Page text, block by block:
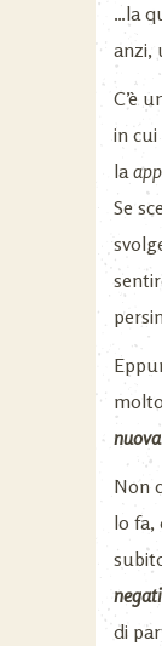
…la
anzi,
C’è
in
la
Se
Non
lo fa,
di